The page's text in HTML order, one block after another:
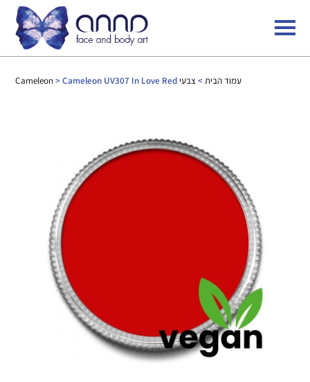
עמוד הבית> צבעי Cameleon> Cameleon UV307 In Love Red